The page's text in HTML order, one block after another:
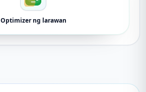
Optimizer ng larawan